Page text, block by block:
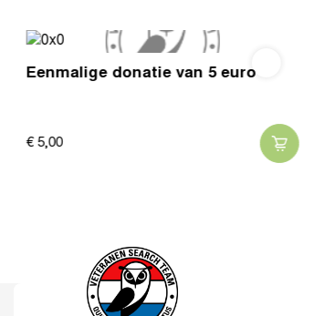
Eenmalige donatie van 5 euro
€ 5,00